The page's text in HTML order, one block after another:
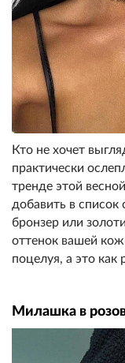
Кто не хочет
практически
тренде этой
добавить в список
бронзер или
оттенок вашей
поцелуя, а это как
Милашка в